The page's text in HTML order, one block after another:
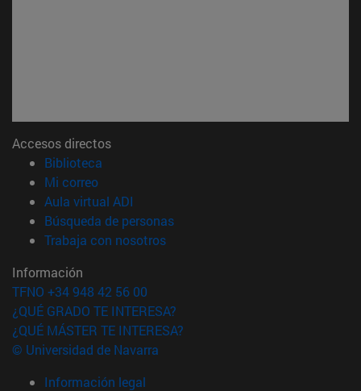
Accesos directos
Biblioteca
Mi correo(abre en nueva ventana)
Aula virtual ADI
Búsqueda de personas(abre en nueva ventana)
Trabaja con nosotros(abre en nueva ventana)
Información
TFNO +34 948 42 56 00
¿QUÉ GRADO TE INTERESA?
¿QUÉ MÁSTER TE INTERESA?
© Universidad de Navarra
Información legal